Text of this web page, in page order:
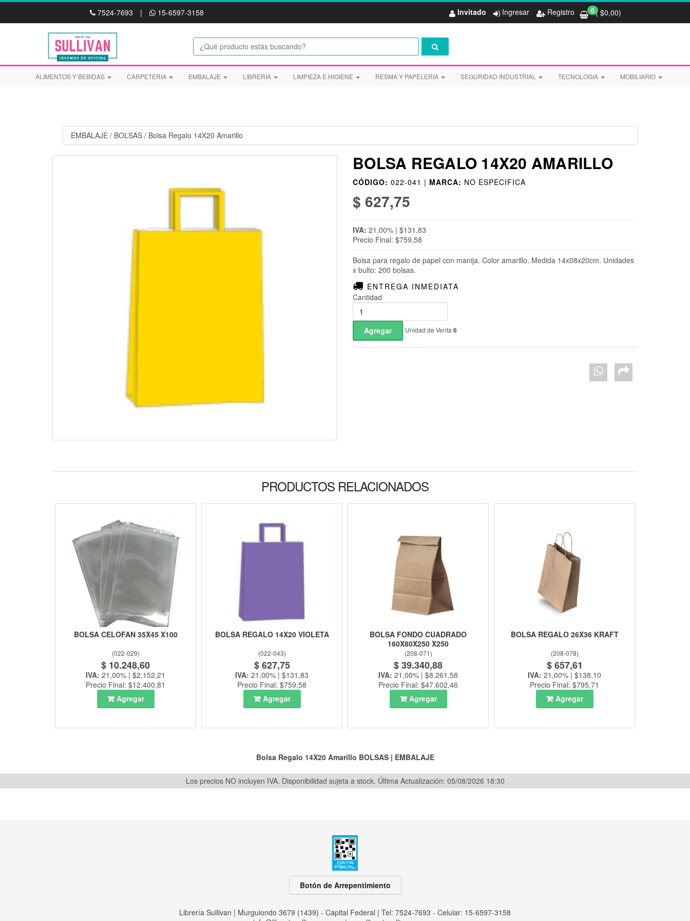
Invitado Ingresar Registro 0( $0,00)
ALIMENTOS Y BEBIDAS CARPETERIA EMBALAJE LIBRERIA LIMPIEZA E HIGIENE RESMA Y PAPELERIA SEGURIDAD INDUSTRIAL TECNOLOGIA MOBILIARIO
7524-7693 | 15-6597-3158
EMBALAJE / BOLSAS / Bolsa Regalo 14X20 Amarillo
BOLSA REGALO 14X20 AMARILLO
CÓDIGO: 022-041 | MARCA: NO ESPECIFICA
$ 627,75
IVA: 21,00% | $131,83
Precio Final: $759,58
Bolsa para regalo de papel con manija. Color amarillo. Medida 14x08x20cm. Unidades
x bulto: 200 bolsas.
ENTREGA INMEDIATA
Cantidad
Unidad de Venta 6
PRODUCTOS RELACIONADOS
BOLSA CELOFAN 35X45 X100
(022-029)
$ 10.248,60
IVA: 21,00% | $2.152,21
Precio Final: $12.400,81
Agregar
BOLSA REGALO 14X20 VIOLETA
(022-043)
$ 627,75
IVA: 21,00% | $131,83
Precio Final: $759,58
Agregar
BOLSA FONDO CUADRADO
160X80X250 X250
(208-071)
$ 39.340,88
IVA: 21,00% | $8.261,58
Precio Final: $47.602,46
Agregar
BOLSA REGALO 26X36 KRAFT
(208-078)
$ 657,61
IVA: 21,00% | $138,10
Precio Final: $795,71
Agregar
Bolsa Regalo 14X20 Amarillo BOLSAS| EMBALAJE
Los precios NO incluyen IVA. Disponibilidad sujeta a stock. Última Actualización: 05/08/2026 18:30
Botón de Arrepentimiento
Librería Sullivan | Murguiondo 3679 (1439) - Capital Federal | Tel: 7524-7693 - Celular: 15-6597-3158